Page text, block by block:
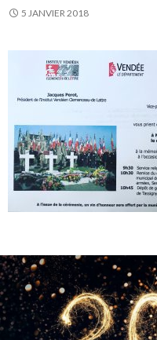
5 JANVIER 2018